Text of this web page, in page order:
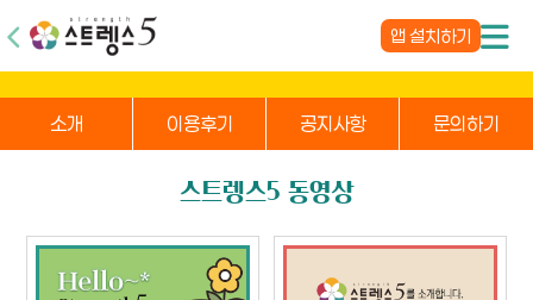
앱 설치하기
소개 이용후기 공지사항 문의하기
스트렝스5 동영상